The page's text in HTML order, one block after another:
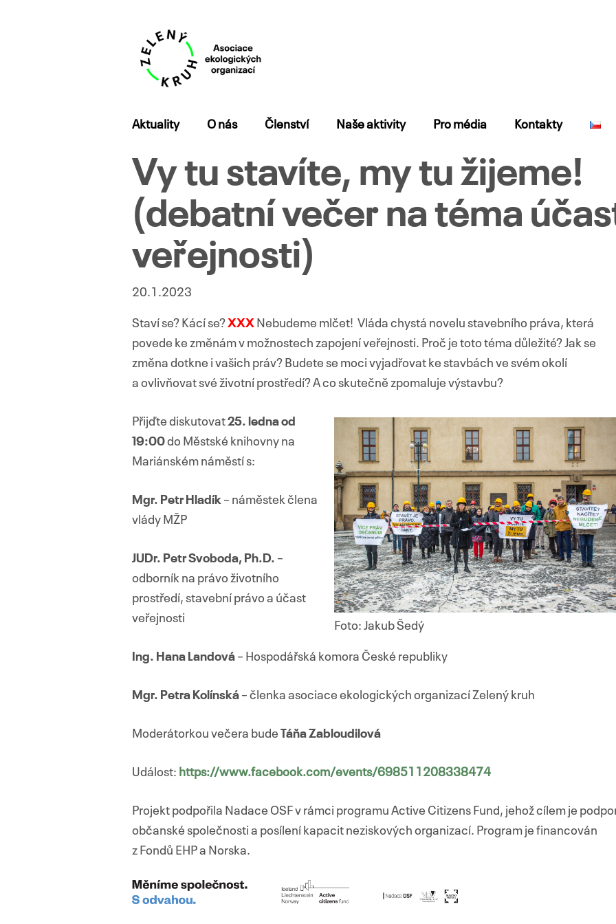
Aktuality O nás Členství Naše aktivity Pro média Kontakty
Přejít
obsahu
webu
Vy tu stavíte, my tu žijeme!
(debatní večer na téma
veřejnosti)
20.1.2023
Staví se? Kácí se?XXX Nebudeme mlčet! Vláda chystá novelu stavebního práva, která
povede ke změnám v možnostech zapojení veřejnosti. Proč je toto téma důležité? Jak se
změna dotkne i vašich práv? Budete se moci vyjadřovat ke stavbách ve svém okolí
a ovlivňovat své životní prostředí? A co skutečně zpomaluje výstavbu?
Foto: Jakub Šedý
Přijďte diskutovat25. ledna od
19:00do Městské knihovny na
Mariánském náměstí s:
Mgr. Petr Hladík – náměstek člena
vlády MŽP
JUDr. Petr Svoboda, Ph.D. –
odborník na právo životního
prostředí, stavební právo a účast
veřejnosti
Ing. Hana Landová – Hospodářská komora České republiky
Mgr. Petra Kolínská – členka asociace ekologických organizací Zelený kruh
Moderátorkou večera bude Táňa Zabloudilová
Událost: https://www.facebook.com/events/698511208338474
Projekt podpořila Nadace OSF v rámci programu Active Citizens Fund, jehož cílem je
občanské společnosti a posílení kapacit neziskových organizací. Program je financován
z Fondů EHP a Norska.